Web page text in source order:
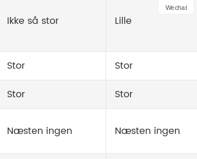
Ikke så stor Lille
Stor
Stor
Stor
Stor
Næsten ingen Næsten ingen
Wechat